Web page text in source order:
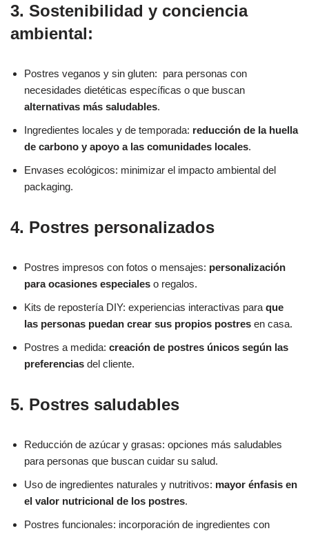
3. Sostenibilidad y conciencia
ambiental:
Postres veganos y sin gluten: para personas con
necesidades dietéticas específicas o que buscan
alternativas más saludables.
Ingredientes locales y de temporada: reducción de la huella
de carbono y apoyo a las comunidades locales.
Envases ecológicos: minimizar el impacto ambiental del
packaging.
4. Postres personalizados
Postres impresos con fotos o mensajes: personalización
para ocasiones especiales o regalos.
Kits de repostería DIY: experiencias interactivas para que
las personas puedan crear sus propios postres en casa.
Postres a medida: creación de postres únicos según las
preferencias del cliente.
5. Postres saludables
Reducción de azúcar y grasas: opciones más saludables
para personas que buscan cuidar su salud.
Uso de ingredientes naturales y nutritivos: mayor énfasis en
el valor nutricional de los postres.
Postres funcionales: incorporación de ingredientes con